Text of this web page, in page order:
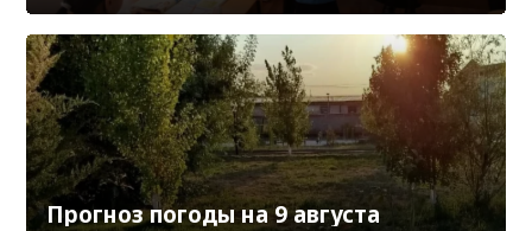
Прогноз погоды на 9 августа